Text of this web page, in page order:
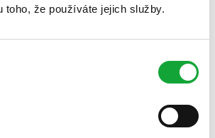
toho, že používáte jejich služby.